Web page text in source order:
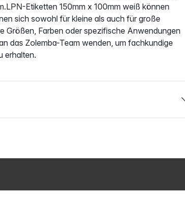
Etiketten 150mm x 100mm weiß können
sich sowohl für kleine als auch für große
Größen, Farben oder spezifische Anwendungen
das Zolemba-Team wenden, um fachkundige
erhalten.